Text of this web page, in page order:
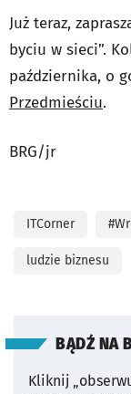
Już teraz,
byciu w sieci”.
października, o
Przedmieściu.
BRG/jr
ITCorner
ludzie biznesu
BĄDŹ NA
Kliknij